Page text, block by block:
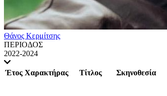
Θάνος Κερμίτσης
ΠΕΡΙΟΔΟΣ
2022-2024
Έτος Χαρακτήρας Τίτλος Σκηνοθεσία